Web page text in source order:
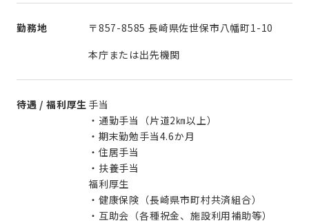
勤務地
〒857-8585 長崎県佐世保市八幡町1-10
本庁または出先機関
待遇 / 福利厚生 手当
・通勤手当（片道2㎞以上）
・期末勤勉手当4.6か月
・住居手当
・扶養手当
福利厚生
・健康保険（長崎県市町村共済組合）
・互助会（各種祝金、施設利用補助等）